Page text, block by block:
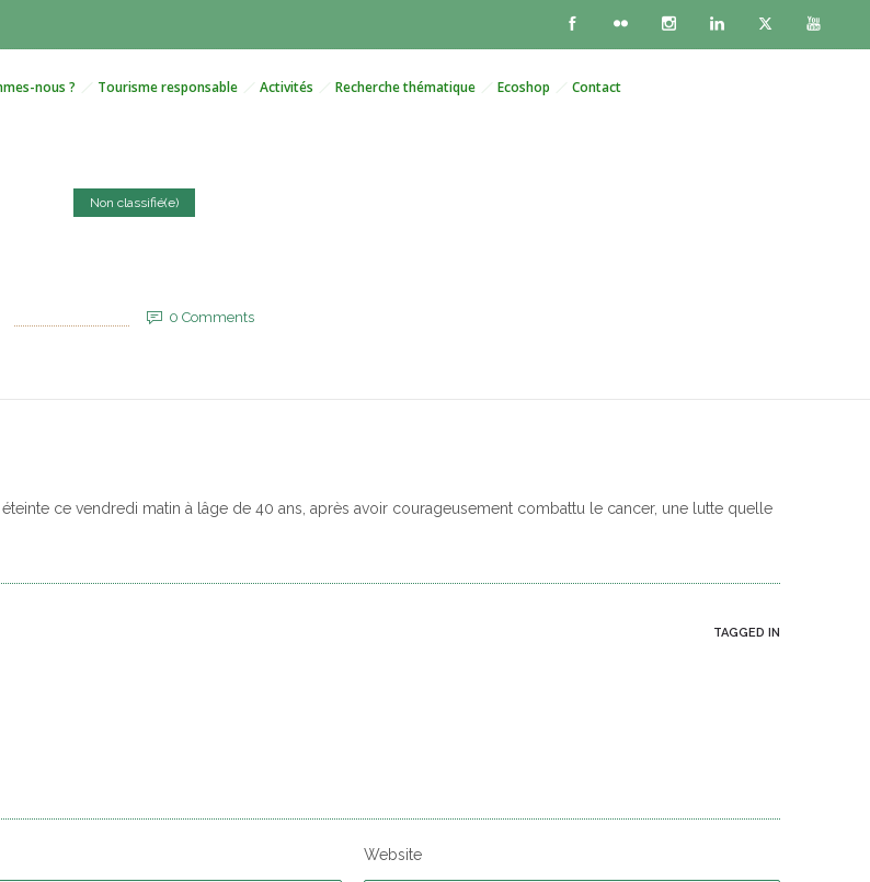
nous ? Tourisme responsable Activités Recherche thématique Ecoshop Contact
Non classifié(e)
0 Comments
ce vendredi matin à lâge de 40 ans, après avoir courageusement combattu le cancer, une lutte quelle
TAGGED IN
Website